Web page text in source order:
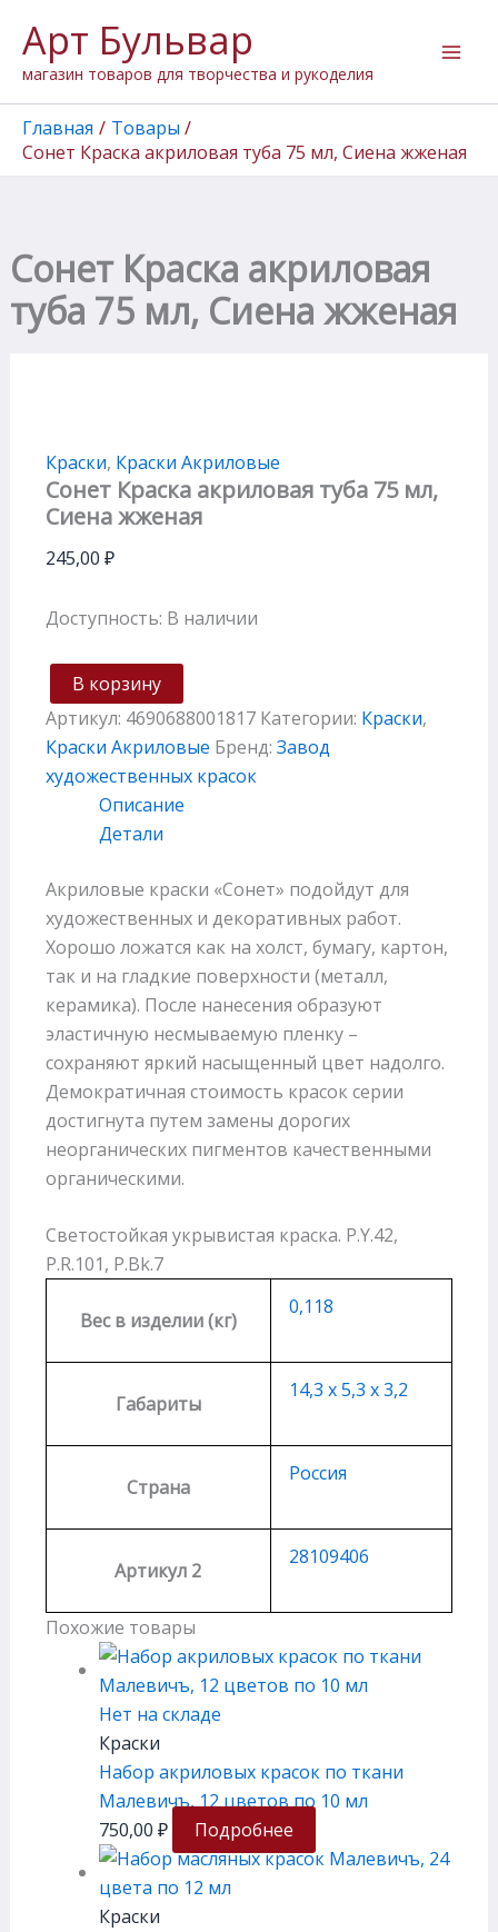
содержимому
Арт Бульвар
магазин товаров для творчества и рукоделия
Главная
Товары
Сонет Краска акриловая туба 75 мл, Сиена жженая
Сонет Краска акриловая
туба 75 мл, Сиена жженая
Краски, Краски Акриловые
Сонет Краска акриловая туба 75 мл,
Сиена жженая
245,00 ₽
Доступность: В наличии
товара
Сонет
Краска
акриловая
туба
мл,
В корзину
Артикул: 4690688001817 Категории: Краски,
Краски Акриловые Бренд: Завод
художественных красок
Описание
Детали
Акриловые краски «Сонет» подойдут для
художественных и декоративных работ.
Хорошо ложатся как на холст, бумагу, картон,
так и на гладкие поверхности (металл,
керамика). После нанесения образуют
эластичную несмываемую пленку –
сохраняют яркий насыщенный цвет надолго.
Демократичная стоимость красок серии
достигнута путем замены дорогих
неорганических пигментов качественными
органическими.
Светостойкая укрывистая краска. P.Y.42,
P.R.101, P.Bk.7
Вес в изделии (кг)
0,118
Габариты
14,3 х 5,3 х 3,2
Страна
Россия
Артикул 2
28109406
Похожие товары
Нет на складе
Краски
Набор акриловых красок по ткани
Малевичъ, 12 цветов по 10 мл
750,00 ₽ Подробнее
Краски